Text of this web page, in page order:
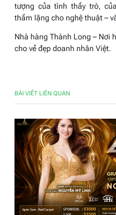
tượng của tình thầy trò,
thầm lặng cho nghệ thuật –
Nhà hàng Thành Long – Nơi
cho vẻ đẹp doanh nhân Việt.
BÀI VIẾT LIÊN QUAN